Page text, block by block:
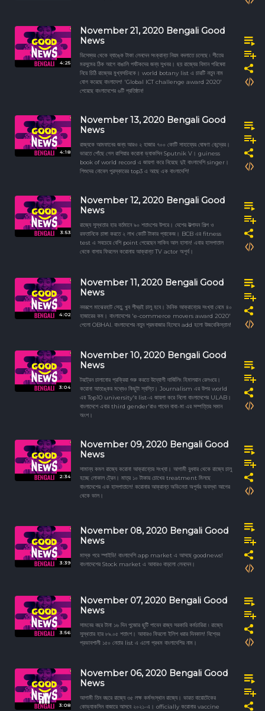
4:25
November 21, 2020 Bengali Good
News
ডিসেম্বর থেকে ব্যাঙ্কে টাকা লেনদেন সংক্রান্ত নিয়ম বদলাতে চলেছে ৷ শীতের
মরসুমের ঠিক আগে বাঙালি পর্যটকদের জন্য সুখবর। ছয় রাজ্যের বিমান পরিষেবা
নিয়ে চিঠি রাজ্যের মুখ্যসচিবকে। world botany list এ চারটি নতুন নাম
যোগ করেছে বাংলাদেশ! 'Global ICT challenge award 2020'
পেয়েছে বাংলাদেশের ৬টি প্রতিষ্ঠান!
4:18
November 13, 2020 Bengali Good
News
রাজ্যকে আমফানের জন্য আরও ২ হাজার ৭০০ কোটি সাহায্যের ঘোষণা কেন্দ্রের।
ভারতে পোঁছে গেল রাশিয়ার করোনা ভ্যাকসিন Sputnik V। guiness
book of world record এ জায়গা করে নিয়েছে দুই বাংলাদেশি singer।
শিশুদের নোবেল পুরস্কারের top3 এ আছে এক বাংলাদেশি!
3:53
November 12, 2020 Bengali Good
News
রাজ্যে সুস্থতার হার বর্তমানে ৯০ শতাংশের উপরে। দেশের উত্পাদন শিল্প ও
রফতানিকে চাঙ্গা করতে ২ লাখ কোটি টাকার প্যাকেজ। BCB এর fitness
test এ সবচেয়ে বেশি point পেয়েছেন সাকিব আল হাসান! এবার হাসপাতাল
থেকে বাসায় ফিরলেন করোনায় আক্রান্ত TV actor অপূর্ব।
4:02
November 11, 2020 Bengali Good
News
নবরূপে মাঝেরহাট সেতু, খুব শীঘ্রই চালু হবে। দৈনিক আক্রান্তের সংখ্যা নেমে ৪০
হাজারের কম। বাংলাদেশের 'e-commerce movers award 2020'
পেলো OBHAI. বাংলাদেশের নতুন শ্রমবাজার হিসেবে add হলো উজবেকিস্তান!
3:04
November 10, 2020 Bengali Good
News
টয়ট্রেন চালানোর প্রক্রিয়া শুরু করতে উদ্যোগী দার্জিলিং হিমালয়ান রেলওয়ে।
করোনা আতঙ্কের মধ্যেও কিছুটা স্বস্তি। Journalism এর উপর world
এর Top10 university'র list-এ জায়গা করে নিলো বাংলাদেশের ULAB।
বাংলাদেশে এবার third gender'রাও পাবেন বাবা-মা এর সম্পত্তির সমান
অংশ।
2:34
November 09, 2020 Bengali Good
News
সামান্য কমল রাজ্যে করোনা আক্রান্তের সংখ্যা। আগামী বুধবার থেকে রাজ্যে চালু
হচ্ছে লোকাল ট্রেন। মাত্র ১০ টাকায় চোখের treatment মিলছে
বাংলাদেশের এক হাসপাতালে! করোনায় আক্রান্ত অভিনেতা অপূর্বর অবস্থা আগের
থেকে ভাল।
3:39
November 08, 2020 Bengali Good
News
মাস্ক পরে স্পাইডি! বাংলাদেশি app market এ আসছে goodnews!
বাংলাদেশের Stock market এ আবারও বাড়লো লেনদেন।
3:56
November 07, 2020 Bengali Good
News
সামনের বছর টানা ১৬ দিন পুজোর ছুটি পাবেন রাজ্য সরকারি কর্মচারিরা ৷ রাজ্যে
সুস্থতার হার ৮৯.০৫ শতাংশ। আবারও ফিরলো ইলিশ ধরার দিনকাল! বিশ্বের
প্রভাবশালী ১৫০ নেতার list এ এলো প্রথম বাংলাদেশির নাম।
3:08
November 06, 2020 Bengali Good
News
আগামী তিন বছরে রাজ্যে ৩৫ লক্ষ কর্মসংস্থান রাজ্যে। ভারত বায়োটেকের
কোভ্যাকসিন বাজারে আসবে ২০২১-এ। officially করোনার vaccine